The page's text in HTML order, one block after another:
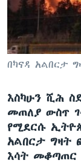
ቋንቋዎች
በካናዳ አልበርታ
እስካሁን ሺሕ
መጠለያ ውስጥ
የሚደርሱ
አልበርታ ግዛት
እሳት መቆጣጠር